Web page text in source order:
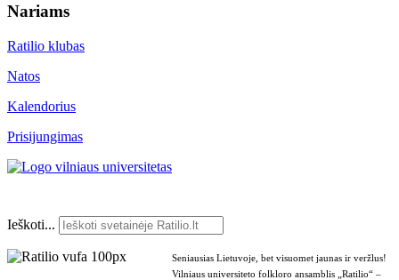
Nariams
Ratilio klubas
Natos
Kalendorius
Prisijungimas
Ieškoti...
Seniausias Lietuvoje, bet visuomet jaunas ir veržlus!
Vilniaus universiteto folkloro ansamblis „Ratilio“ –